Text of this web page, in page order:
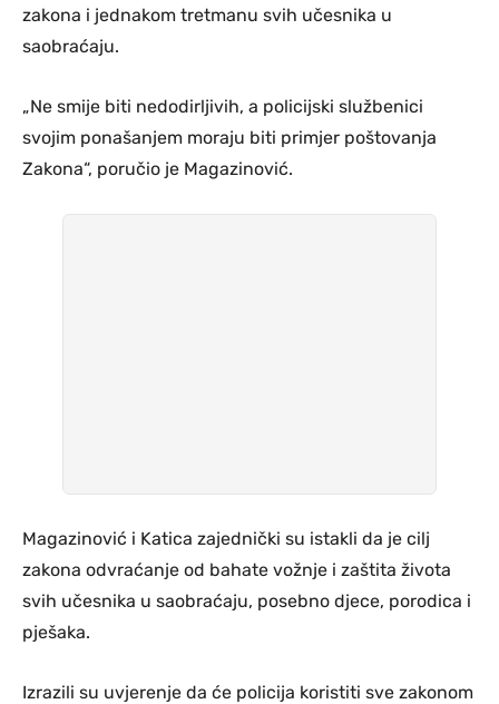
zakona i jednakom tretmanu svih učesnika u
saobraćaju.
„Ne smije biti nedodirljivih, a policijski službenici
svojim ponašanjem moraju biti primjer poštovanja
Zakona“, poručio je Magazinović.
Magazinović i Katica zajednički su istakli da je cilj
zakona odvraćanje od bahate vožnje i zaštita života
svih učesnika u saobraćaju, posebno djece, porodica i
pješaka.
Izrazili su uvjerenje da će policija koristiti sve zakonom